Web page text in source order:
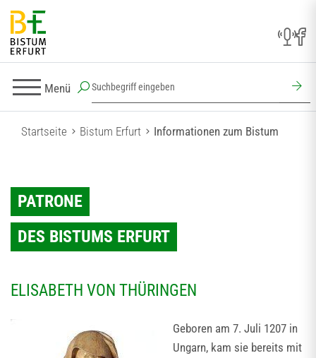
Menü
Startseite Bistum Erfurt Informationen zum Bistum
PATRONE
DES BISTUMS ERFURT
ELISABETH VON THÜRINGEN
Geboren am 7. Juli 1207 in
Ungarn, kam sie bereits mit